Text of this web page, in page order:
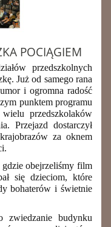
POCIĄGIEM
przedszkolnych
Już od samego rana
i ogromna radość
punktem programu
przedszkolaków
Przejazd dostarczył
za oknem
obejrzeliśmy film
się dzieciom, które
bohaterów i świetnie
zwiedzanie budynku